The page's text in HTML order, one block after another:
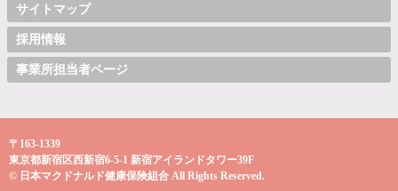
サイトマップ
採用情報
事業所担当者ページ
〒163-1339
東京都新宿区西新宿6-5-1 新宿アイランドタワー39F
© 日本マクドナルド健康保険組合 All Rights Reserved.